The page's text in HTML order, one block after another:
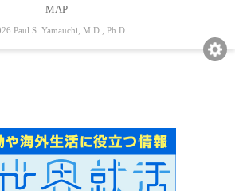
MAP
Paul S. Yamauchi, M.D., Ph.D.